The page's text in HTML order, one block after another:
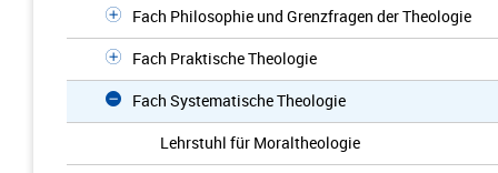
Fach Philosophie und Grenzfragen der Theologie
Fach Praktische Theologie
Fach Systematische Theologie
Lehrstuhl für Moraltheologie